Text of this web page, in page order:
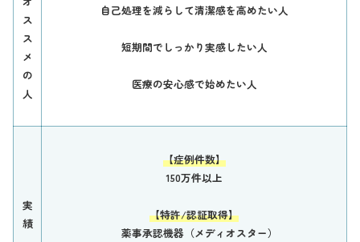
ス
ス
メ
の
人
自己処理を減らして清潔感を高めたい人
短期間でしっかり実感したい人
医療の安心感で始めたい人
実
績
【症例件数】
150万件以上
【特許/認証取得】
薬事承認機器（メディオスター）